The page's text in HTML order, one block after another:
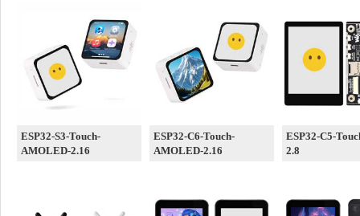
ESP32-S3-Touch-
AMOLED-2.16
ESP32-C6-Touch-
AMOLED-2.16
ESP32-C5-
2.8